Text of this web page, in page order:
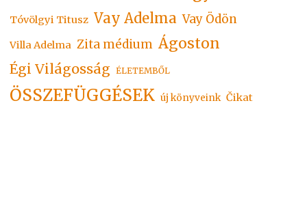
Tóvölgyi Titusz Vay Adelma Vay Ödön
Villa Adelma Zita médium Ágoston
Égi Világosság ÉLETEMBŐL
ÖSSZEFÜGGÉSEK új könyveink Čikat